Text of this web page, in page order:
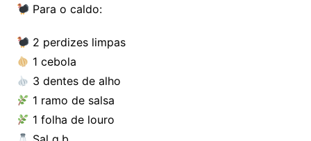
Para o caldo:
2 perdizes limpas
1 cebola
3 dentes de alho
1 ramo de salsa
1 folha de louro